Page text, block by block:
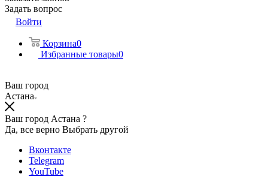
Задать вопрос
Войти
Корзина0
Избранные товары0
Ваш город
Астана
Ваш город Астана ?
Да, все верно Выбрать другой
Вконтакте
Telegram
YouTube